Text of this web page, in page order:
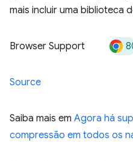
mais incluir uma biblioteca
Browser Support
Source
Saiba mais em Agora há
compressão em todos os